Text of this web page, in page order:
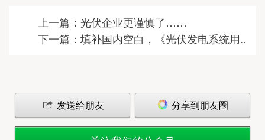
上一篇：光伏企业更谨慎了……
下一篇：填补国内空白，《光伏发电系统用..
发送给朋友 分享到朋友圈